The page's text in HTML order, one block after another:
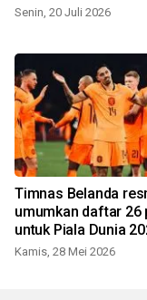
Senin, 20 Juli 2026
Timnas Belanda
umumkan daftar 26
untuk Piala Dunia
Kamis, 28 Mei 2026